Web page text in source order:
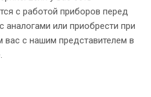
с работой приборов перед
аналогами или приобрести при
с нашим представителем в